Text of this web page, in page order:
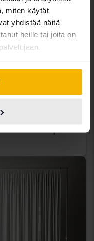
miten käytät
yhdistää näitä
heille tai joita on
AWD